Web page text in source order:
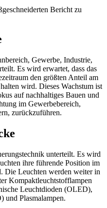
Bericht zu
Gewerbe, Industrie,
Es wird erwartet, dass das
den größten Anteil am
wird. Dieses Wachstum ist
auf nachhaltiges Bauen und
im Gewerbebereich,
zurückzuführen.
unterteilt. Es wird
ihre führende Position im
Die Leuchten werden weiter in
Kompaktleuchtstofflampen
Leuchtdioden (OLED),
und Plasmalampen.